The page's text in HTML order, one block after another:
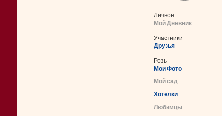
Личное
Мой Дневник
Участники
Друзья
Розы
Мои Фото
Мой сад
Хотелки
Любимцы